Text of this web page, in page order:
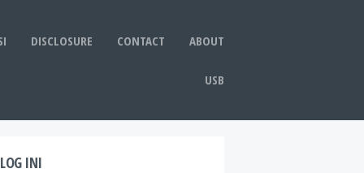
ABOUT
CONTACT
DISCLOSURE
USB
INI